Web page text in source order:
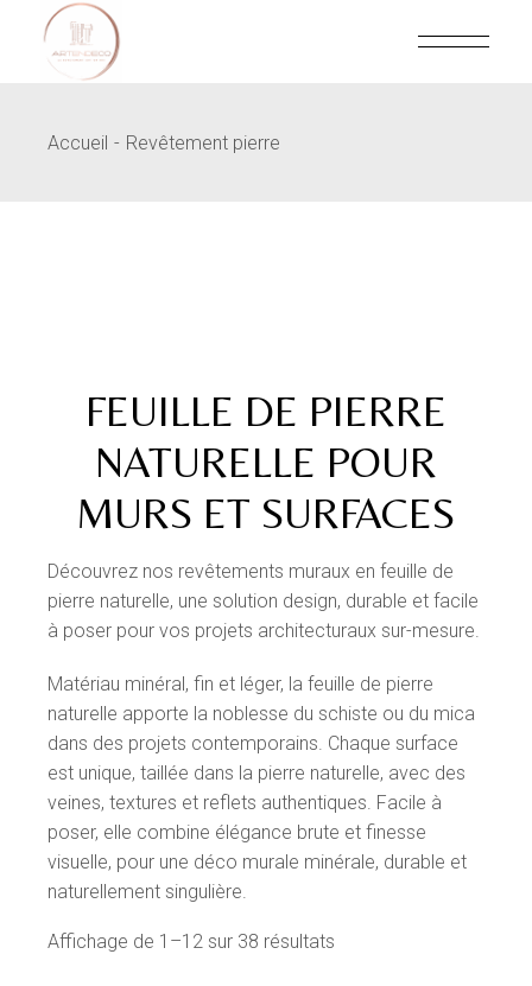
content
Accueil Revêtement pierre
FEUILLE DE PIERRE
NATURELLE POUR
MURS ET SURFACES
Découvrez nos revêtements muraux en feuille de
pierre naturelle, une solution design, durable et facile
à poser pour vos projets architecturaux sur-mesure.
Matériau minéral, fin et léger, la feuille de pierre
naturelle apporte la noblesse du schiste ou du mica
dans des projets contemporains. Chaque surface
est unique, taillée dans la pierre naturelle, avec des
veines, textures et reflets authentiques. Facile à
poser, elle combine élégance brute et finesse
visuelle, pour une déco murale minérale, durable et
naturellement singulière.
Affichage de 1–12 sur 38 résultats